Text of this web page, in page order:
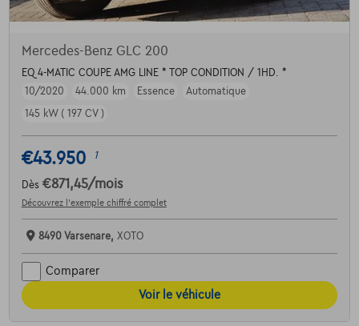
Mercedes-Benz GLC 200
EQ 4-MATIC COUPE AMG LINE * TOP CONDITION / 1HD. *
10/2020
44.000 km Essence
Automatique
145 kW ( 197 CV )
€43.950 1
Dès €871,45/mois
Découvrez l’exemple chiffré complet
8490 Varsenare, XOTO
Comparer
Voir le véhicule